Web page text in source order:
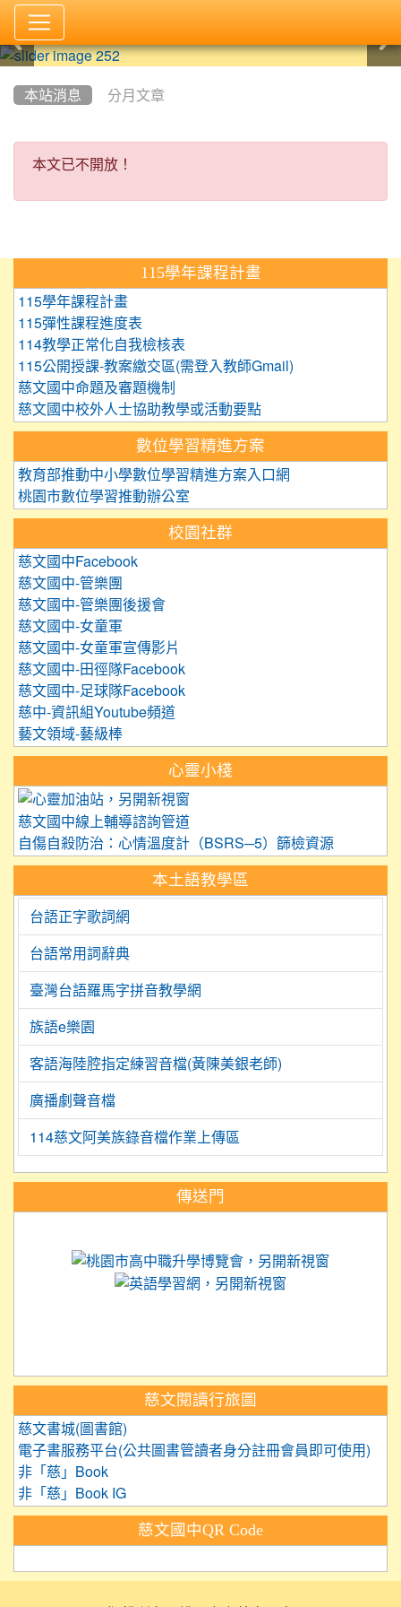
本站消息 分月文章
本文已不開放！
本文已不開放！
115學年課程計畫
115學年課程計畫
115彈性課程進度表
114教學正常化自我檢核表
115公開授課-教案繳交區(需登入教師Gmail)
慈文國中命題及審題機制
慈文國中校外人士協助教學或活動要點
數位學習精進方案
教育部推動中小學數位學習精進方案入口網
桃園市數位學習推動辦公室
校園社群
慈文國中Facebook
慈文國中-管樂團
慈文國中-管樂團後援會
慈文國中-女童軍
慈文國中-女童軍宣傳影片
慈文國中-田徑隊Facebook
慈文國中-足球隊Facebook
慈中-資訊組Youtube頻道
藝文領域-藝級棒
心靈小棧
慈文國中線上輔導諮詢管道
自傷自殺防治：心情溫度計（BSRS─5）篩檢資源
本土語教學區
台語正字歌詞網
台語常用詞辭典
臺灣台語羅馬字拼音教學網
族語e樂園
客語海陸腔指定練習音檔(黃陳美銀老師)
廣播劇聲音檔
114慈文阿美族錄音檔作業上傳區
傳送門
慈文閱讀行旅圖
慈文書城(圖書館)
電子書服務平台(公共圖書管讀者身分註冊會員即可使用)
非「慈」Book
非「慈」Book IG
慈文國中QR Code